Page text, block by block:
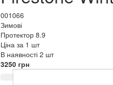
001066
Зимові
Протектор 8.9
Ціна за 1 шт
В наявності 2 шт
3250 грн